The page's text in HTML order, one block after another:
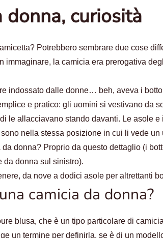
donna, curiosità
Potrebbero sembrare due cose
immaginare, la camicia era prerogativa
indossato dalle donne… beh, aveva i
e pratico: gli uomini si vestivano da
le allacciavano stando davanti. Le asole e
nella stessa posizione in cui li vede un
donna? Proprio da questo dettaglio (i
da donna sul sinistro).
da nove a dodici asole per altrettanti
camicia da donna?
blusa, che è un tipo particolare di
un termine per definirla, se è di un